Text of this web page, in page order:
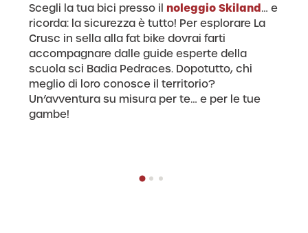
Scegli la tua bici presso il noleggio Skiland… e
ricorda: la sicurezza è tutto! Per esplorare La
Crusc in sella alla fat bike dovrai farti
accompagnare dalle guide esperte della
scuola sci Badia Pedraces. Dopotutto, chi
meglio di loro conosce il territorio?
Un’avventura su misura per te… e per le tue
gambe!